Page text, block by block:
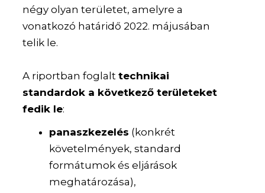
négy olyan területet, amelyre a
vonatkozó határidő 2022. májusában
telik le.
A riportban foglalttechnikai
standardok a következő területeket
fedik le:
panaszkezelés (konkrét
követelmények, standard
formátumok és eljárások
meghatározása),